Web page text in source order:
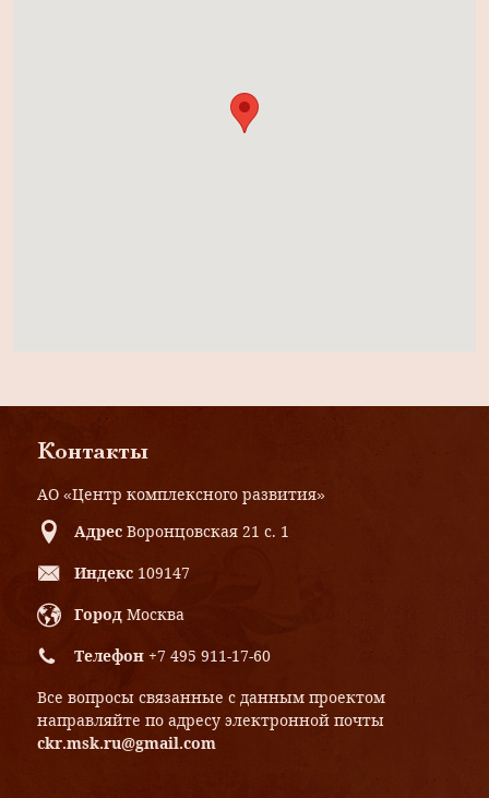
Контакты
АО «Центр комплексного развития»
Адрес Воронцовская 21 с. 1
Индекс 109147
Город Москва
Телефон +7 495 911-17-60
Все вопросы связанные с данным проектом
направляйте по адресу электронной почты
ckr.msk.ru@gmail.com